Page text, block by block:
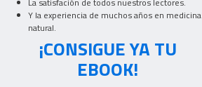
Y la experiencia de muchos años en medicina
natural.
¡CONSIGUE YA TU
EBOOK!